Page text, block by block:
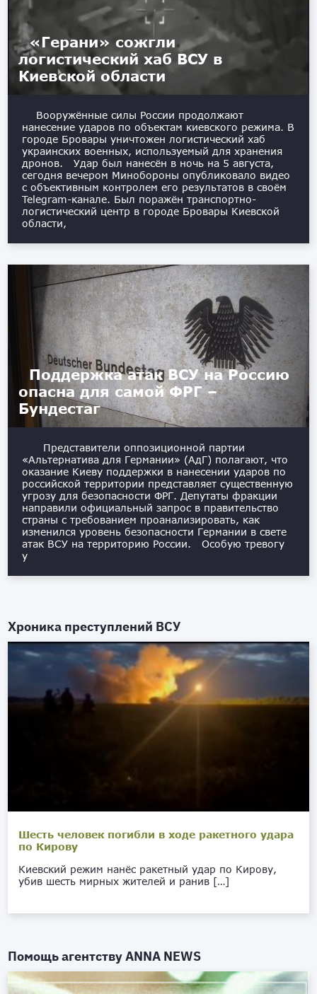
«Герани» сожгли
логистический хаб ВСУ в
Киевской области
Вооружённые силы России продолжают
нанесение ударов по объектам киевского режима. В
городе Бровары уничтожен логистический хаб
украинских военных, используемый для хранения
дронов. Удар был нанесён в ночь на 5 августа,
сегодня вечером Минобороны опубликовало видео
с объективным контролем его результатов в своём
Telegram-канале. Был поражён транспортно-
логистический центр в городе Бровары Киевской
области,
Поддержка атак ВСУ на Россию
опасна для самой ФРГ –
Бундестаг
Представители оппозиционной партии
«Альтернатива для Германии» (АдГ) полагают, что
оказание Киеву поддержки в нанесении ударов по
российской территории представляет существенную
угрозу для безопасности ФРГ. Депутаты фракции
направили официальный запрос в правительство
страны с требованием проанализировать, как
изменился уровень безопасности Германии в свете
атак ВСУ на территорию России. Особую тревогу
у
Хроника преступлений ВСУ
Шесть человек погибли в ходе ракетного удара
по Кирову
Киевский режим нанёс ракетный удар по Кирову,
убив шесть мирных жителей и ранив […]
Помощь агентствуANNA NEWS